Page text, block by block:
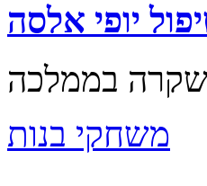
יופי אלסה
משחקי בנות